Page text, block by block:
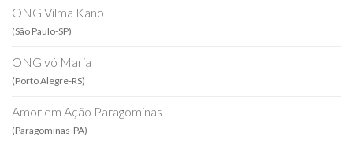
ONG Vilma Kano
(São Paulo-SP)
ONG vó Maria
(Porto Alegre-RS)
Amor em Ação Paragominas
(Paragominas-PA)